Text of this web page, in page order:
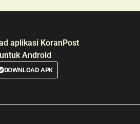
aplikasi KoranPost
untuk Android
DOWNLOAD APK